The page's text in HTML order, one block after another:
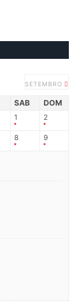
SETEMBRO
SAB DOM
1 2
8 9